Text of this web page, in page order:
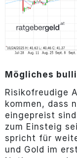
Mögliches
Risikofreudige
kommen, dass
eingepreist
zum Einsteig
spricht für
und Gold im